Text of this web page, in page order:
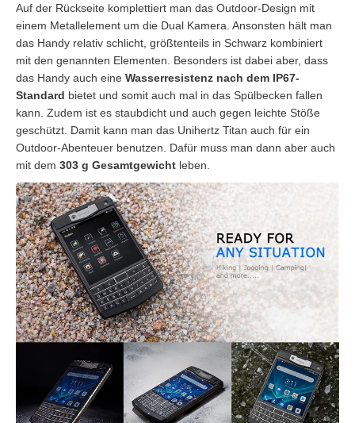
Auf der Rückseite komplettiert man das Outdoor-Design mit
einem Metallelement um die Dual Kamera. Ansonsten hält man
das Handy relativ schlicht, größtenteils in Schwarz kombiniert
mit den genannten Elementen. Besonders ist dabei aber, dass
das Handy auch eine Wasserresistenz nach dem IP67-
Standard bietet und somit auch mal in das Spülbecken fallen
kann. Zudem ist es staubdicht und auch gegen leichte Stöße
geschützt. Damit kann man das Unihertz Titan auch für ein
Outdoor-Abenteuer benutzen. Dafür muss man dann aber auch
mit dem 303 g Gesamtgewicht leben.